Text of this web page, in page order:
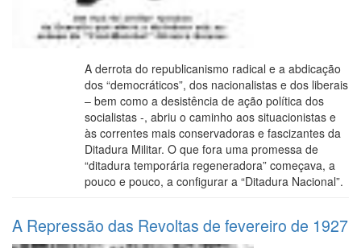
A derrota do republicanismo radical e a abdicação
dos “democráticos”, dos nacionalistas e dos liberais
– bem como a desistência de ação política dos
socialistas -, abriu o caminho aos situacionistas e
às correntes mais conservadoras e fascizantes da
Ditadura Militar. O que fora uma promessa de
“ditadura temporária regeneradora” começava, a
pouco e pouco, a configurar a “Ditadura Nacional”.
A Repressão das Revoltas de fevereiro de 1927